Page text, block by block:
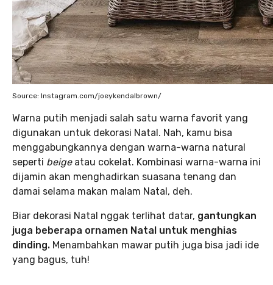
Source: Instagram.com/joeykendalbrown/
Warna putih menjadi salah satu warna favorit yang
digunakan untuk dekorasi Natal. Nah, kamu bisa
menggabungkannya dengan warna-warna natural
seperti beigeatau cokelat. Kombinasi warna-warna ini
dijamin akan menghadirkan suasana tenang dan
damai selama makan malam Natal, deh.
Biar dekorasi Natal nggak terlihat datar, gantungkan
juga beberapa ornamen Natal untuk menghias
dinding. Menambahkan mawar putih juga bisa jadi ide
yang bagus, tuh!